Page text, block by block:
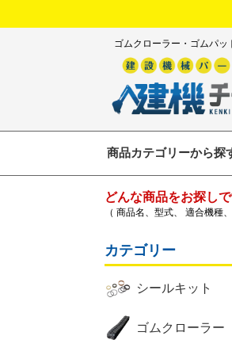
ゴムクローラー・ゴムパッ
商品カテゴリーから探
どんな商品をお探し
（ 商品名、型式、 適合機種
カテゴリー
シールキット
ゴムクローラー